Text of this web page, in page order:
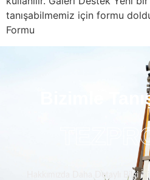
tanışabilmemiz için formu
Formu
Bizimle
Hakkımızda Daha Detaylı Bilgi